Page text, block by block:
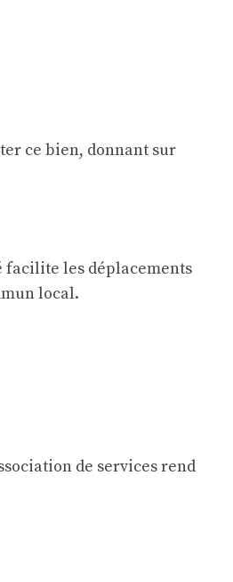
ce bien, donnant sur
facilite les déplacements
local.
de services rend